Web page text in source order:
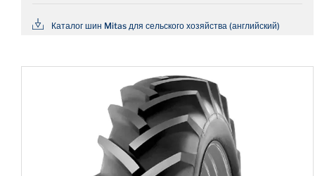
Каталог шин Mitas для сельского хозяйства (английский)